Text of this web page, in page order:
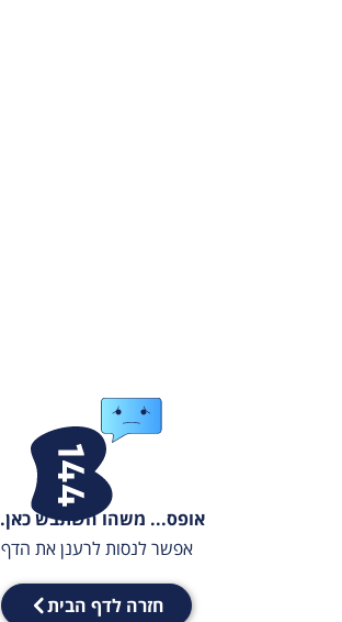
אופס... משהו השתבש
אפשר לנסות לרענן את הדף
חזרה לדף הבית